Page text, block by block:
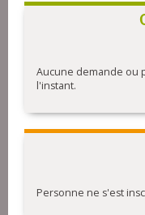
Aucune demande ou
l'instant.
Personne ne s'est